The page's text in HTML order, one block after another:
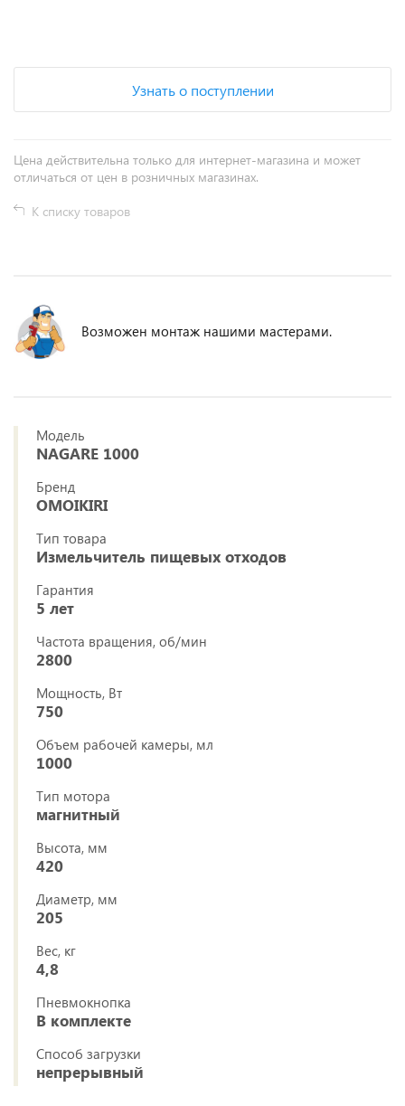
Узнать о поступлении
Цена действительна только для интернет-магазина и может
отличаться от цен в розничных магазинах.
К списку товаров
Возможен монтаж нашими мастерами.
Модель
NAGARE 1000
Бренд
OMOIKIRI
Тип товара
Измельчитель пищевых отходов
Гарантия
5 лет
Частота вращения, об/мин
2800
Мощность, Вт
750
Объем рабочей камеры, мл
1000
Тип мотора
магнитный
Высота, мм
420
Диаметр, мм
205
Вес, кг
4,8
Пневмокнопка
В комплекте
Способ загрузки
непрерывный